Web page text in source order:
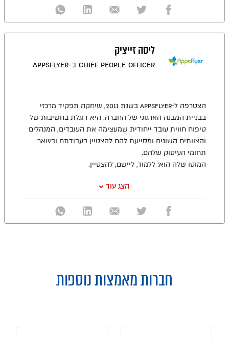
ליסה זייציק
Chief People Officer ב-AppsFlyer
הצטרפה ל-AppsFlyer בשנת 2011, שיחקה תפקיד מרכזי
בבניית המבנה הארגוני של החברה. היא דוגלת בחשיבות של
טיפוח חווית עובד ייחודית שמעצימה את העובדים, המנהלים
והצוותים השונים ומסייעת להם להצטיין בעבודתם ובשאר
תחומי העיסוק שלהם.
המוטו שלה הוא: ללמוד, ליישם, להצטיין.
הצג עוד
חברות מאמצות נוספות